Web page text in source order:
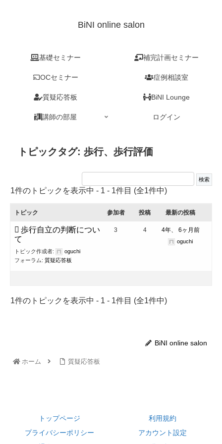
BiNI online salon
基礎セミナー 補完計画セミナー
OCセミナー 症例相談室
質疑応答板 BiNI Lounge
講師の部屋 ログイン
トピックタグ: 歩行、歩行評価
1件のトピックを表示中 - 1 - 1件目 (全1件中)
トピック 参加者 投稿 最新の投稿
歩行自立の判断につい
て
トピック作成者:
oguchi
フォーラム: 質疑応答板
3 4 4年、 6ヶ月前
oguchi
1件のトピックを表示中 - 1 - 1件目 (全1件中)
BiNI online salon
ホーム 質疑応答板
トップページ
利用規約
プライバシーポリシー
アカウント設定